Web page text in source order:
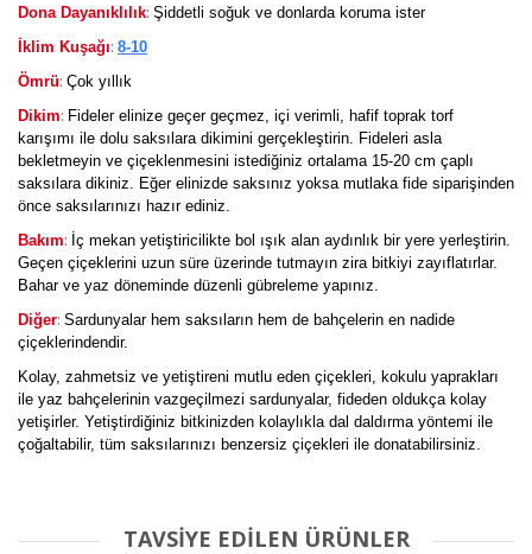
Dona Dayanıklılık: Şiddetli soğuk ve donlarda koruma ister
İklim Kuşağı: 8-10
Ömrü: Çok yıllık
Dikim: Fideler elinize geçer geçmez, içi verimli, hafif toprak torf
karışımı ile dolu saksılara dikimini gerçekleştirin. Fideleri asla
bekletmeyin ve çiçeklenmesini istediğiniz ortalama 15-20 cm çaplı
saksılara dikiniz. Eğer elinizde saksınız yoksa mutlaka fide siparişinden
önce saksılarınızı hazır ediniz.
Bakım: İç mekan yetiştiricilikte bol ışık alan aydınlık bir yere yerleştirin.
Geçen çiçeklerini uzun süre üzerinde tutmayın zira bitkiyi zayıflatırlar.
Bahar ve yaz döneminde düzenli gübreleme yapınız.
Diğer: Sardunyalar hem saksıların hem de bahçelerin en nadide
çiçeklerindendir.
Kolay, zahmetsiz ve yetiştireni mutlu eden çiçekleri, kokulu yaprakları
ile yaz bahçelerinin vazgeçilmezi sardunyalar, fideden oldukça kolay
yetişirler. Yetiştirdiğiniz bitkinizden kolaylıkla dal daldırma yöntemi ile
çoğaltabilir, tüm saksılarınızı benzersiz çiçekleri ile donatabilirsiniz.
TAVSİYE EDİLEN ÜRÜNLER